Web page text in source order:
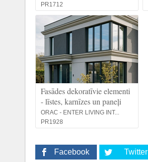
PR1712
Fasādes dekoratīvie elementi
- līstes, karnīzes un paneļi
ORAC - ENTER LIVING INT...
PR1928
Facebook Twitter